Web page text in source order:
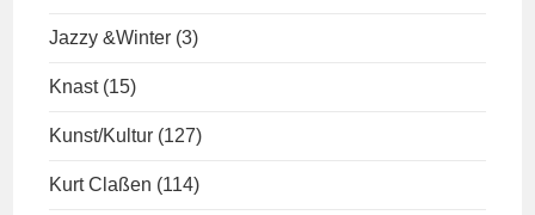
Jazzy &Winter (3)
Knast (15)
Kunst/Kultur (127)
Kurt Claßen (114)